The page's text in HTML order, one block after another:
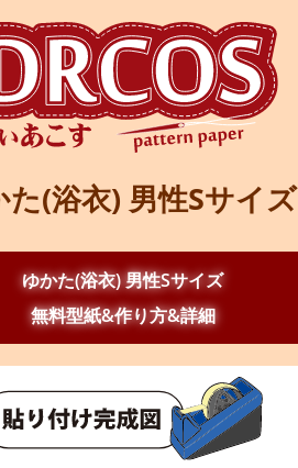
た(浴衣) 男性Sサイズ
ゆかた(浴衣) 男性Sサイズ
無料型紙&作り方&詳細